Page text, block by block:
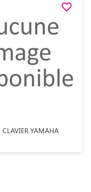
Aperçu rapide
YAMAHA
favorite_border